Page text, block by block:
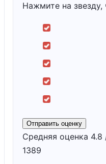
Нажмите на звезду,
Отправить оценку
Средняя оценка 4.8
1389